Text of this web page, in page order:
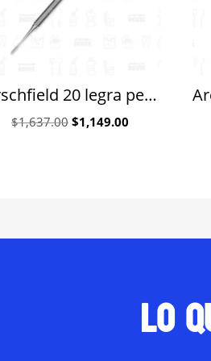
Hirschfield 20 legra periostotomo Hu-Friedy
$1,637.00 Original
$1,149.00Current
Lo